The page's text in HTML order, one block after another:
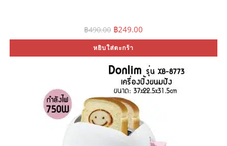
฿490.00 Original
price
was:
฿490.00.
฿249.00
is:
หยิบใส่ตะกร้า